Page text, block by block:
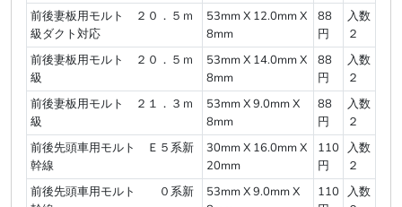
前後妻板用モルト ２０．５ｍ
級ダクト対応
53mm X 12.0mm X
8mm
88
円
入数
２
前後妻板用モルト ２０．５ｍ
級
53mm X 14.0mm X
8mm
88
円
入数
２
前後妻板用モルト ２１．３ｍ
級
53mm X 9.0mm X
8mm
88
円
入数
２
前後先頭車用モルト Ｅ５系新
幹線
30mm X 16.0mm X
20mm
110
円
入数
２
前後先頭車用モルト ０系新
53mm X 9.0mm X
110 入数